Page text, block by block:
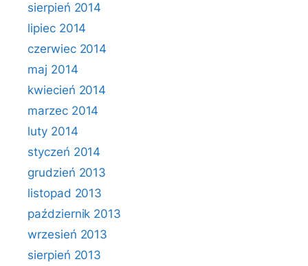
sierpień 2014
lipiec 2014
czerwiec 2014
maj 2014
kwiecień 2014
marzec 2014
luty 2014
styczeń 2014
grudzień 2013
listopad 2013
październik 2013
wrzesień 2013
sierpień 2013